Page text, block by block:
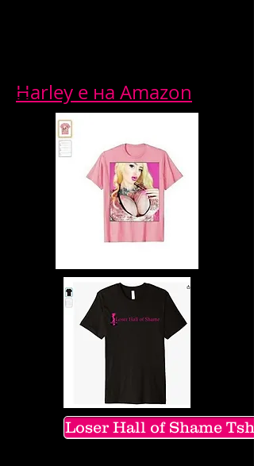
Harley е на Amazon
Loser Hall of Shame